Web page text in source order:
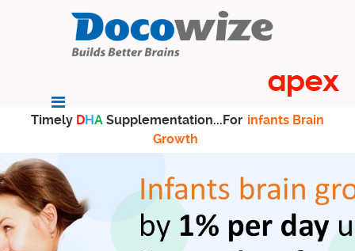
Timely DHA Supplementation...For infants Brain
Growth